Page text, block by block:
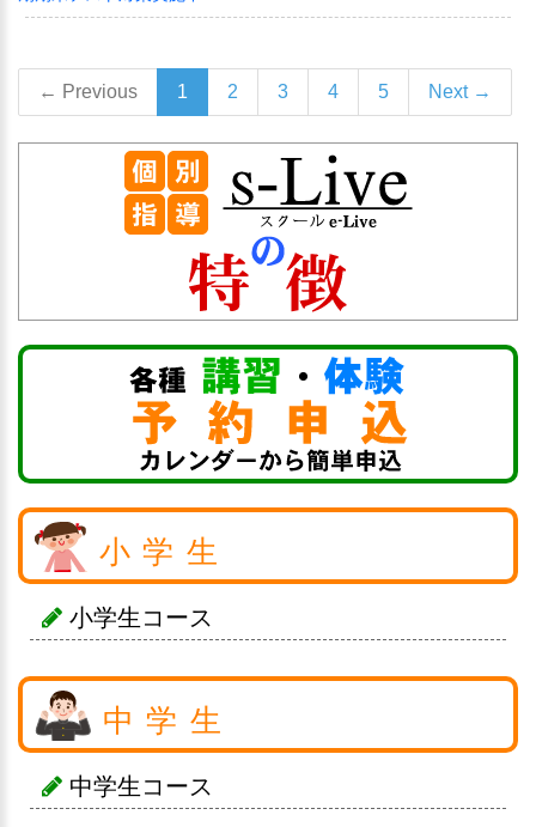
← Previous 1 2 3 4 5 Next →
小学生
小学生コース
中学生
中学生コース